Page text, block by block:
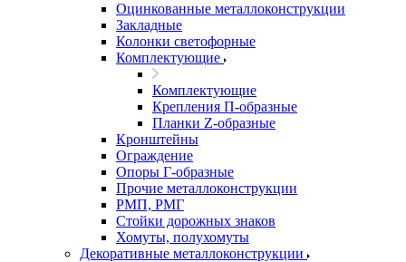
Оцинкованные металлоконструкции
Закладные
Колонки светофорные
Комплектующие
Комплектующие
Крепления П-образные
Планки Z-образные
Кронштейны
Ограждение
Опоры Г-образные
Прочие металлоконструкции
РМП, РМГ
Стойки дорожных знаков
Хомуты, полухомуты
Декоративные металлоконструкции